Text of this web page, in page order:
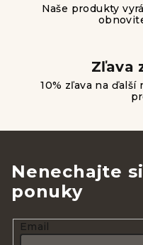
Naše produkty
Zľava
10% zľava na
Nenechajte
ponuky
Email